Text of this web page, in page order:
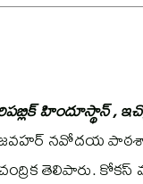
హిందూస్థాన్ ,
నవోదయ పాఠశాల
తెలిపారు.